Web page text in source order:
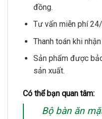
đồng.
Tư vấn miễn phí
Thanh toán khi nhận
Sản phẩm được
sản xuất.
Có thể bạn quan tâm:
Bộ bàn ăn